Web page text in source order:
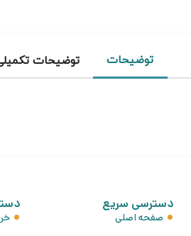
توضیحات توضیحات
دسترسی سریع
صفحه اصلی